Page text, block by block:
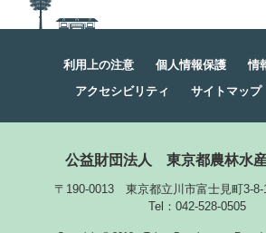
利用上の注意 個人情報保護
情
アクセシビリティ
サイトマップ
公益財団法人 東京都農林水
〒190-0013 東京都立川市富士見町3-8-
Tel：042-528-0505